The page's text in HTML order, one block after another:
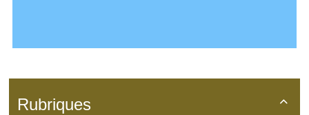

Rubriques